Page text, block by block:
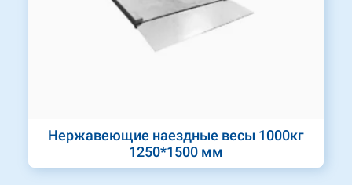
Нержавеющие наездные весы 1000кг
1250*1500 мм